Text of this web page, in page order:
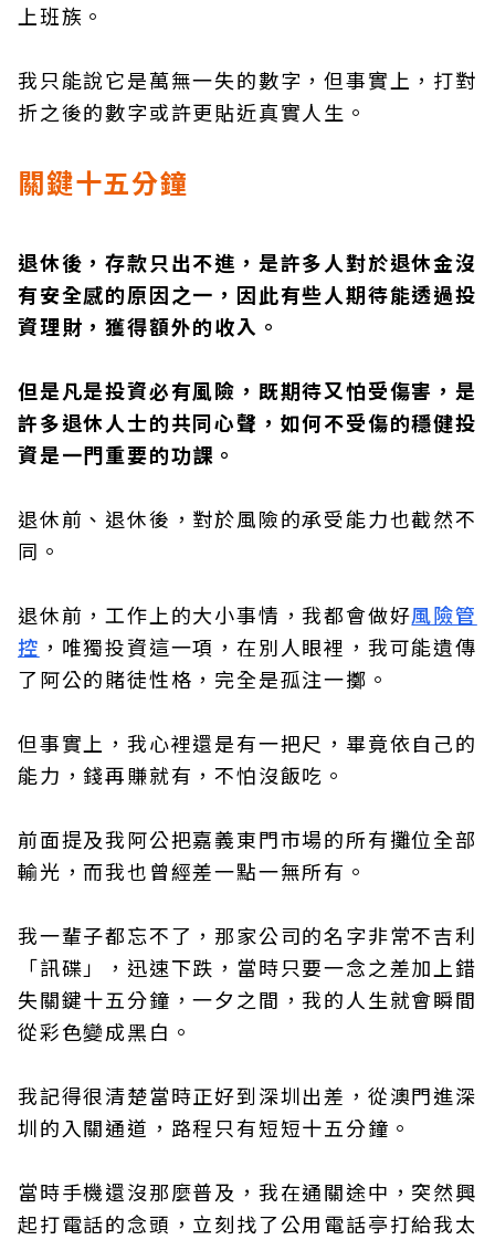
上班族。
我只能說它是萬無一失的數字，但事實上，打對
折之後的數字或許更貼近真實人生。
關鍵十五分鐘
退休後，存款只出不進，是許多人對於退休金沒
有安全感的原因之一，因此有些人期待能透過投
資理財，獲得額外的收入。
但是凡是投資必有風險，既期待又怕受傷害，是
許多退休人士的共同心聲，如何不受傷的穩健投
資是一門重要的功課。
退休前、退休後，對於風險的承受能力也截然不
同。
退休前，工作上的大小事情，我都會做好風險管
控 ，唯獨投資這一項，在別人眼裡，我可能遺傳
了阿公的賭徒性格，完全是孤注一擲。
但事實上，我心裡還是有一把尺，畢竟依自己的
能力，錢再賺就有，不怕沒飯吃。
前面提及我阿公把嘉義東門市場的所有攤位全部
輸光，而我也曾經差一點一無所有。
我一輩子都忘不了，那家公司的名字非常不吉利
「訊碟」，迅速下跌，當時只要一念之差加上錯
失關鍵十五分鐘，一夕之間，我的人生就會瞬間
從彩色變成黑白。
我記得很清楚當時正好到深圳出差，從澳門進深
圳的入關通道，路程只有短短十五分鐘。
當時手機還沒那麼普及，我在通關途中，突然興
起打電話的念頭，立刻找了公用電話亭打給我太